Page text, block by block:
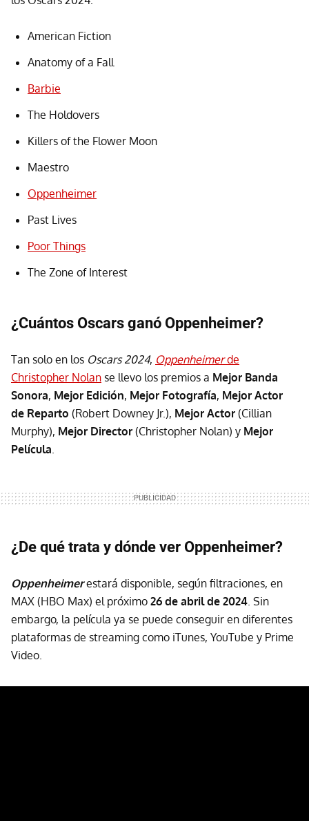
American Fiction
Anatomy of a Fall
Barbie
The Holdovers
Killers of the Flower Moon
Maestro
Oppenheimer
Past Lives
Poor Things
The Zone of Interest
¿Cuántos Oscars ganó Oppenheimer?
Tan solo en los Oscars 2024, Oppenheimerde
Christopher Nolan se llevo los premios a Mejor Banda
Sonora, Mejor Edición, Mejor Fotografía, Mejor Actor
de Reparto (Robert Downey Jr.), Mejor Actor (Cillian
Murphy), Mejor Director (Christopher Nolan) y Mejor
Película.
¿De qué trata y dónde ver Oppenheimer?
Oppenheimerestará disponible, según filtraciones, en
MAX (HBO Max) el próximo 26 de abril de 2024. Sin
embargo, la película ya se puede conseguir en diferentes
plataformas de streaming como iTunes, YouTube y Prime
Video.